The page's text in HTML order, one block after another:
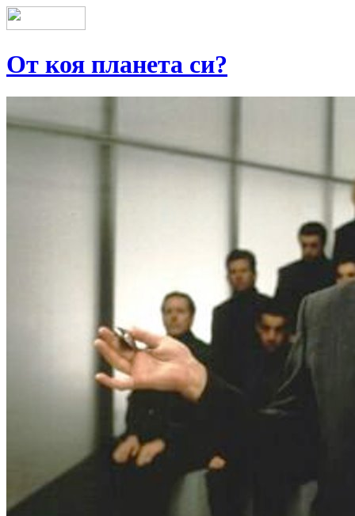
От коя планета си?